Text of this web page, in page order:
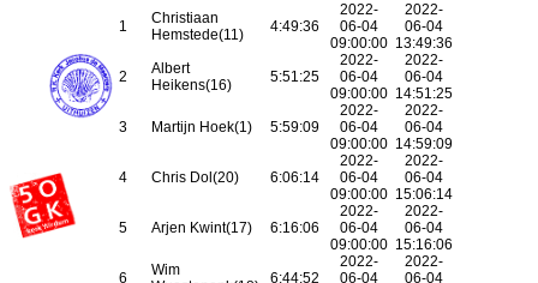
1
Christiaan
Hemstede(11)
4:49:36
2022-
06-04
09:00:00
2022-
06-04
13:49:36
2
Albert
Heikens(16)
5:51:25
2022-
06-04
09:00:00
2022-
06-04
14:51:25
3
Martijn Hoek(1) 5:59:09
2022-
06-04
09:00:00
2022-
06-04
14:59:09
4
Chris Dol(20) 6:06:14
2022-
06-04
09:00:00
2022-
06-04
15:06:14
5
Arjen Kwint(17) 6:16:06
2022-
06-04
09:00:00
2022-
06-04
15:16:06
6
Wim
6:44:52
2022-
06-04
2022-
06-04